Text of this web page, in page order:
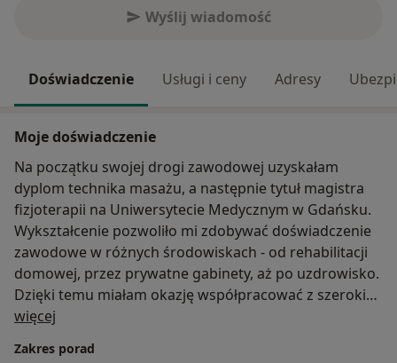
Wyślij wiadomość
Doświadczenie Usługi i ceny Adresy
Moje doświadczenie
Na początku swojej drogi zawodowej uzyskałam
dyplom technika masażu, a następnie tytuł magistra
fizjoterapii na Uniwersytecie Medycznym w Gdańsku.
Wykształcenie pozwoliło mi zdobywać doświadczenie
zawodowe w różnych środowiskach - od rehabilitacji
domowej, przez prywatne gabinety, aż po uzdrowisko.
Dzięki temu miałam okazję współpracować z szerokim
gronem pacjentów, zarówno ortopedycznych, jak i
wszechstronne umiejętności i lepiej zrozumieć
więcej
Zakres porad